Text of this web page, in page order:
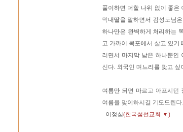
풀이하면 더할 나위 없이 좋은
막내딸을 말하면서 김성도님
하나만은 완벽하게 처리하는
고 가까이 목포에서 살고 있기
러면서 마지막 남은 하나뿐인
신다. 외국인 며느리를 맞고
여름만 되면 마르고 아프시던
여름을 맞이하시길 기도드린다
- 이정심(한국섬선교회 ▼)